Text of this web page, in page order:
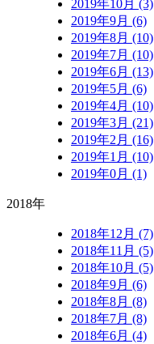
2019年10月 (3)
2019年9月 (6)
2019年8月 (10)
2019年7月 (10)
2019年6月 (13)
2019年5月 (6)
2019年4月 (10)
2019年3月 (21)
2019年2月 (16)
2019年1月 (10)
2019年0月 (1)
2018年
2018年12月 (7)
2018年11月 (5)
2018年10月 (5)
2018年9月 (6)
2018年8月 (8)
2018年7月 (8)
2018年6月 (4)